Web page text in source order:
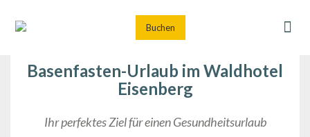
Buchen
Basenfasten-Urlaub im Waldhotel
Eisenberg
Ihr perfektes Ziel für einen Gesundheitsurlaub